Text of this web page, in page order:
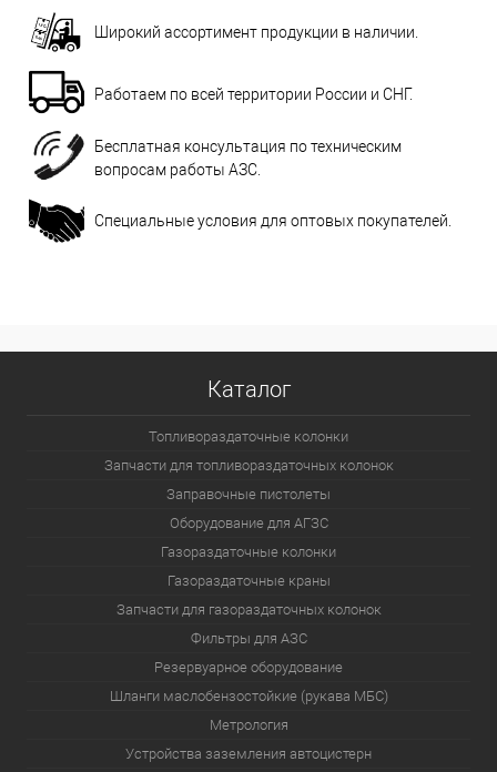
Широкий ассортимент продукции в наличии.
Работаем по всей территории России и СНГ.
Бесплатная консультация по техническим
вопросам работы АЗС.
Специальные условия для оптовых покупателей.
Каталог
Топливораздаточные колонки
Запчасти для топливораздаточных колонок
Заправочные пистолеты
Оборудование для АГЗС
Газораздаточные колонки
Газораздаточные краны
Запчасти для газораздаточных колонок
Фильтры для АЗС
Резервуарное оборудование
Шланги маслобензостойкие (рукава МБС)
Метрология
Устройства заземления автоцистерн